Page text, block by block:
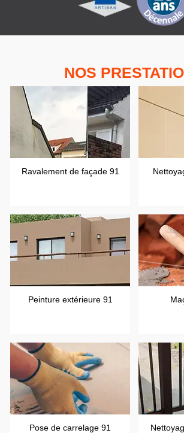
NOS
Ravalement de façade 91
Peinture extérieure 91
Pose de carrelage 91